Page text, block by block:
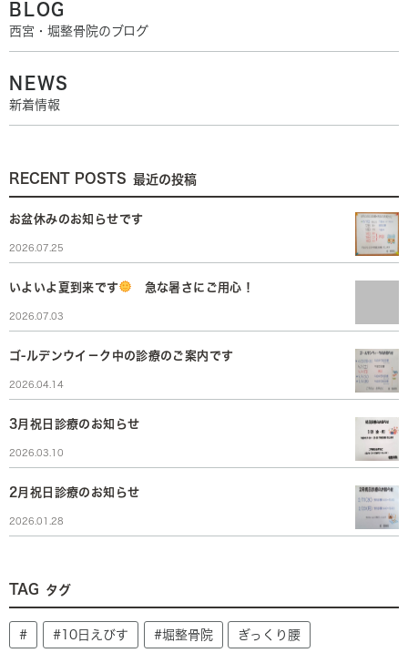
BLOG
西宮・堀整骨院のブログ
NEWS
新着情報
RECENT POSTS 最近の投稿
お盆休みのお知らせです
2026.07.25
いよいよ夏到来です 急な暑さにご用心！
2026.07.03
ゴ-ルデンウイ－ク中の診療のご案内です
2026.04.14
3月祝日診療のお知らせ
2026.03.10
2月祝日診療のお知らせ
2026.01.28
TAG タグ
# #10日えびす #堀整骨院 ぎっくり腰